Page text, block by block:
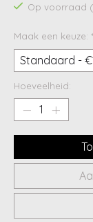
Op voorraad
Maak een keuze: *
Hoeveelheid: